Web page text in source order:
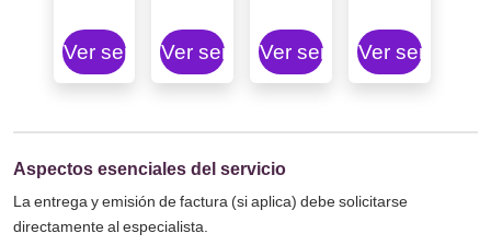
Ver servicioVer servicioVer servicioVer servicio
Aspectos esenciales del servicio
La entrega y emisión de factura (si aplica) debe solicitarse
directamente al especialista.